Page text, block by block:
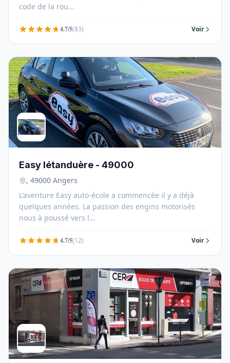
code de la rou...
4.7/5(83) Voir
Easy létanduère - 49000
, 49000 Angers
L'aventure Easy auto-école a commencée il y a déjà
quelques années. La passion des engins motorisés
nous à poussé vers l...
4.7/5(12) Voir